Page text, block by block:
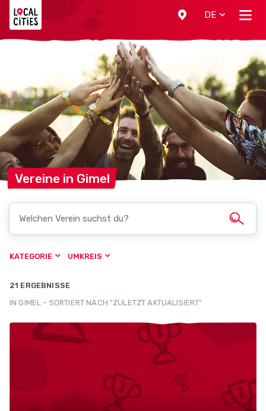
DE
Vereine in Gimel
KATEGORIE UMKREIS
21 ERGEBNISSE
IN GIMEL – SORTIERT NACH "ZULETZT AKTUALISIERT"